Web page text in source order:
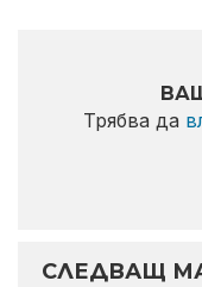
Трябва да
СЛЕДВАЩ